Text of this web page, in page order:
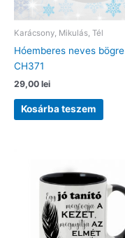
Karácsony, Mikulás, Tél
Hóemberes neves bögre
CH371
29,00 lei
Kosárba teszem